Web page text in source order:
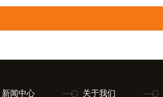
新闻中心 关于我们